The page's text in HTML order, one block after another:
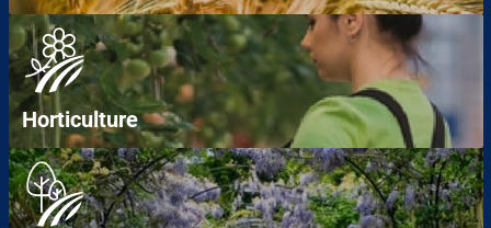
Horticulture